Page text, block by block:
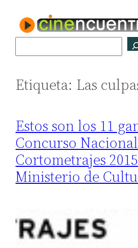
contenido
Etiqueta: Las
Estos son los 11
Concurso
Cortometrajes
Ministerio de